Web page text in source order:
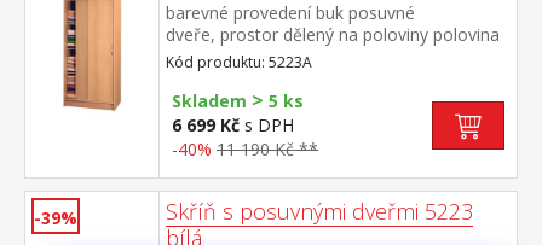
barevné provedení buk posuvné
dveře, prostor dělený na poloviny polovina
šatní skříň s šatní tyčí, v druhé polovině 3
variabilní police doporučený nástavec
5123A
Kód produktu: 5223A
Skladem > 5 ks
6 699 Kč s DPH
-40% 11 190 Kč **
-39%
Skříň s posuvnými dveřmi 5223
bílá